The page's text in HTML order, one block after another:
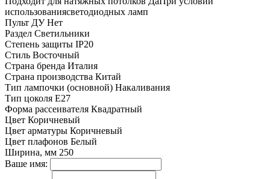
использованиясветодиодных ламп
Пульт ДУ Нет
Раздел Светильники
Степень защиты IP20
Стиль Восточный
Страна бренда Италия
Страна производства Китай
Тип лампочки (основной) Накаливания
Тип цоколя E27
Форма рассеивателя Квадратный
Цвет Коричневый
Цвет арматуры Коричневый
Цвет плафонов Белый
Ширина, мм 250
Ваше имя: